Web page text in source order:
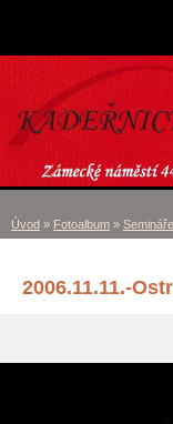
Úvod » Fotoalbum »
2006.11.11.-